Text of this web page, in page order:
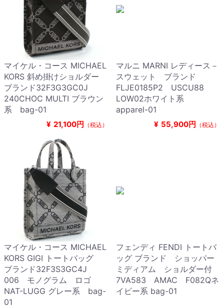
マイケル・コース MICHAEL
KORS 斜め掛けショルダー
ブランド32F3G3GC0J
240CHOC MULTI ブラウン
系 bag-01
¥ 21,100円 （税込）
マルニ MARNI レディース－
スウェット ブランド
FLJE0185P2 USCU88
LOW02ホワイト系
apparel-01
¥ 55,900円 （税込）
マイケル・コース MICHAEL
KORS GIGI トートバッグ
ブランド32F3S3GC4J
006 モノグラム ロゴ
NAT-LUGG グレー系 bag-
01
フェンディ FENDI トートバ
ッグ ブランド ショッパー
ミディアム ショルダー付
7VA583 AMAC F082Qネ
イビー系 bag-01